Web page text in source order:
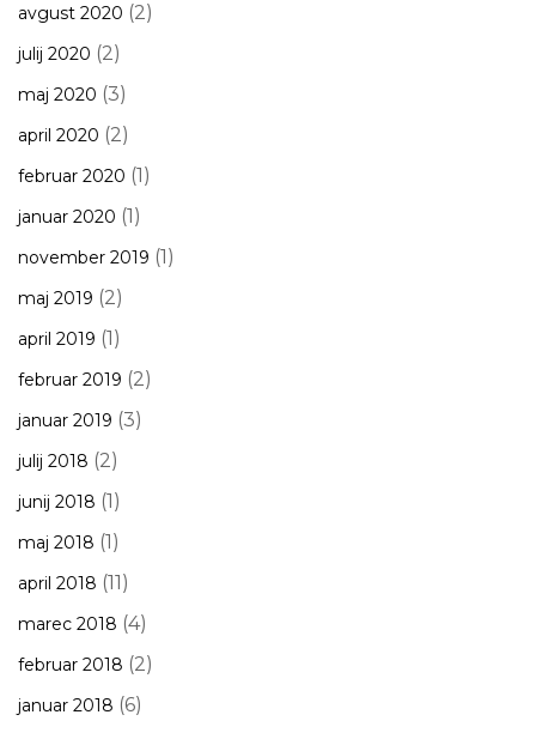
avgust 2020 (2)
julij 2020 (2)
maj 2020 (3)
april 2020 (2)
februar 2020 (1)
januar 2020 (1)
november 2019 (1)
maj 2019 (2)
april 2019 (1)
februar 2019 (2)
januar 2019 (3)
julij 2018 (2)
junij 2018 (1)
maj 2018 (1)
april 2018 (11)
marec 2018 (4)
februar 2018 (2)
januar 2018 (6)